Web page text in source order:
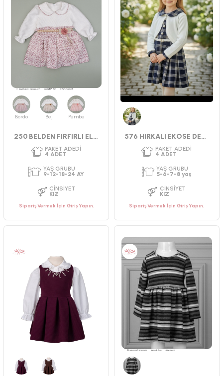
PAKET ADEDI
ADET
YAŞ GRUBU
KIZ
PAKET ADEDI
ADET
YAŞ GRUBU
CINSIYET
KIZ
Bordo Bej Pembe
250 BELDEN FIRFIRLI ELBİSE 9-24 AY
Sipariş Vermek İçin Giriş Yapın.
576 HIRKALI EKOSE DESEN ELBİSE
Sipariş Vermek İçin Giriş Yapın.